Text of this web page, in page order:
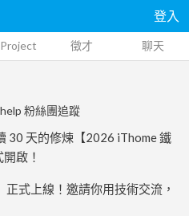
登入
徵才 聊天
粉絲團追蹤
30 天的修煉【2026 iThome 鐵
啟！
式上線！邀請你用技術交流，